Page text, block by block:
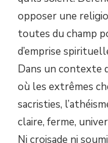
opposer une
toutes du champ
d’emprise
Dans un contexte
où les extrêmes
sacristies,
claire, ferme,
Ni croisade ni